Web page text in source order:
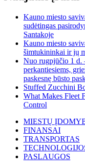
Kauno miesto
sudėtingas
Santakoje
Kauno miesto
šimtukininkai ir jų
Nuo rugpjūčio 1 d.
perkantiesiems,
paskesnę būsto
Stuffed Zucchini
What Makes Fleet
Control
MIESTŲ
FINANSAI
TRANSPORTAS
PASLAUGOS